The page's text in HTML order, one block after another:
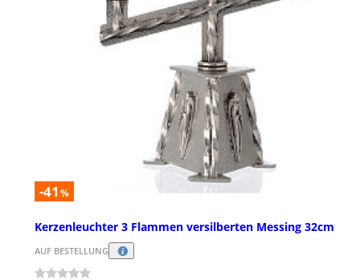
-41 %
Kerzenleuchter 3 Flammen versilberten Messing 32cm
AUF BESTELLUNG